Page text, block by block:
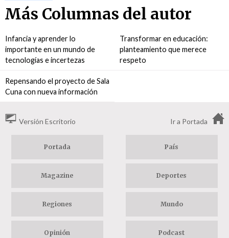
Más Columnas del autor
Infancia y aprender lo
importante en un mundo de
tecnologías e incertezas
Transformar en educación:
planteamiento que merece
respeto
Repensando el proyecto de Sala
Cuna con nueva información
Versión Escritorio Ir a Portada
Portada País
Magazine Deportes
Regiones Mundo
Opinión Podcast